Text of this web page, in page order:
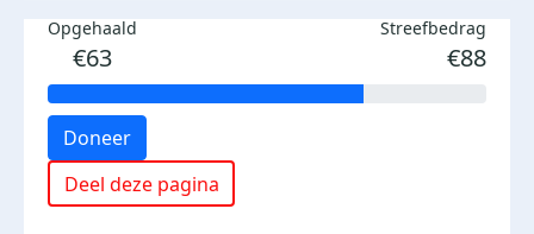
Opgehaald
€63
Streefbedrag
€88
Doneer
Deel deze pagina